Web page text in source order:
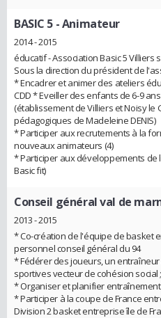
BASIC 5 - Animateur
2014 - 2015
éducatif - Association Basic 5 Villiers
Sous la direction du président de
* Encadrer et animer des ateliers
CDD * Eveiller des enfants de 6-9
(établissement de Villiers et Noisy
pédagogiques de Madeleine DENIS)
* Participer aux recrutements à la
nouveaux animateurs (4)
* Participer aux développements de
Basic fit)
Conseil général val de
2013 - 2015
* Co-création de l'équipe de basket
personnel conseil général du 94
* Fédérer des joueurs, un
sportives vecteur de cohésion social ;
* Organiser et planifier
* Participer à la coupe de France
Division 2 basket entreprise île de